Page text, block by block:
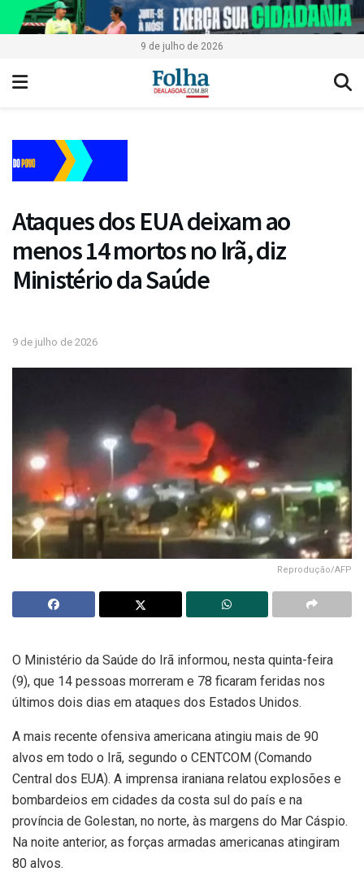
9 de julho de 2026
Ataques dos EUA deixam ao
menos 14 mortos no Irã, diz
Ministério da Saúde
9 de julho de 2026
Reprodução/AFP
O Ministério da Saúde do Irã informou, nesta quinta-feira
(9), que 14 pessoas morreram e 78 ficaram feridas nos
últimos dois dias em ataques dos Estados Unidos.
A mais recente ofensiva americana atingiu mais de 90
alvos em todo o Irã, segundo o CENTCOM (Comando
Central dos EUA). A imprensa iraniana relatou explosões e
bombardeios em cidades da costa sul do país e na
província de Golestan, no norte, às margens do Mar Cáspio.
Na noite anterior, as forças armadas americanas atingiram
80 alvos.